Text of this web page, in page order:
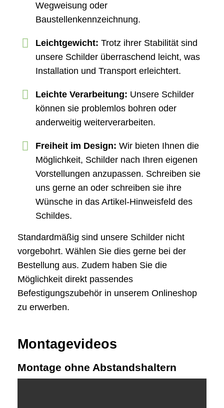
Wegweisung oder
Baustellenkennzeichnung.
Leichtgewicht:Trotz ihrer Stabilität sind
unsere Schilder überraschend leicht, was
Installation und Transport erleichtert.
Leichte Verarbeitung: Unsere Schilder
können sie problemlos bohren oder
anderweitig weiterverarbeiten.
Freiheit im Design:Wir bieten Ihnen die
Möglichkeit, Schilder nach Ihren eigenen
Vorstellungen anzupassen. Schreiben sie
uns gerne an oder schreiben sie ihre
Wünsche in das Artikel-Hinweisfeld des
Schildes.
Standardmäßig sind unsere Schilder nicht
vorgebohrt. Wählen Sie dies gerne bei der
Bestellung aus. Zudem haben Sie die
Möglichkeit direkt passendes
Befestigungszubehör in unserem Onlineshop
zu erwerben.
Montagevideos
Montage ohne Abstandshaltern